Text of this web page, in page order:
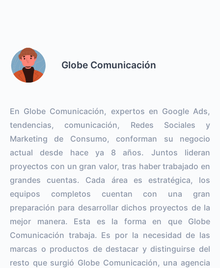
Globe Comunicación
En Globe Comunicación, expertos en Google Ads,
tendencias, comunicación, Redes Sociales y
Marketing de Consumo, conforman su negocio
actual desde hace ya 8 años. Juntos lideran
proyectos con un gran valor, tras haber trabajado en
grandes cuentas. Cada área es estratégica, los
equipos completos cuentan con una gran
preparación para desarrollar dichos proyectos de la
mejor manera. Esta es la forma en que Globe
Comunicación trabaja. Es por la necesidad de las
marcas o productos de destacar y distinguirse del
resto que surgió Globe Comunicación, una agencia